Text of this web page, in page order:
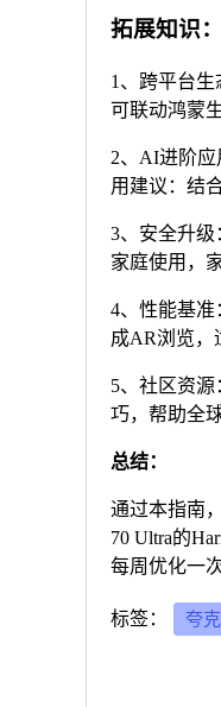
拓展知识：
1、跨平台
可联动鸿蒙
2、AI进阶应
用建议：结
3、安全升级
家庭使用，
4、性能基准
成AR浏览，
5、社区资源
巧，帮助全
总结：
通过本指南
70 Ultra的
每周优化一
标签： 夸